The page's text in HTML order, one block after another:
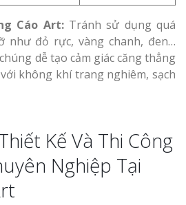
Cáo Art:Tránh sử dụng quá
như đỏ rực, vàng chanh, đen…
dễ tạo cảm giác căng thẳng
không khí trang nghiêm, sạch
Kế Và Thi Công
Nghiệp Tại